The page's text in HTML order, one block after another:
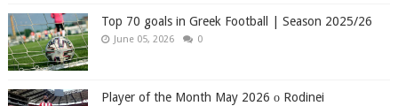
Top 70 goals in Greek Football | Season 2025/26
June 05, 2026 0
Player of the Month May 2026 ο Rodinei